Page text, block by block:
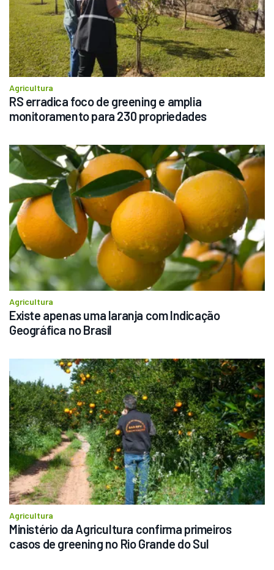
Agricultura
RS erradica foco de greening e amplia
monitoramento para 230 propriedades
Agricultura
Existe apenas uma laranja com Indicação
Geográfica no Brasil
Agricultura
Ministério da Agricultura confirma primeiros
casos de greening no Rio Grande do Sul